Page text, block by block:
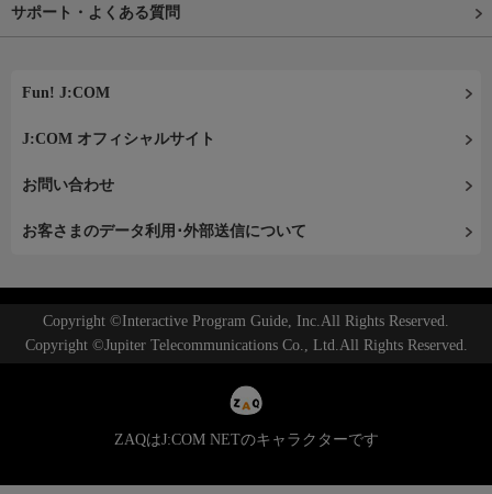
サポート・よくある質問
Fun! J:COM
J:COM オフィシャルサイト
お問い合わせ
お客さまのデータ利用･外部送信について
Copyright ©Interactive Program Guide, Inc.All Rights Reserved.
Copyright ©Jupiter Telecommunications Co., Ltd.All Rights Reserved.
ZAQはJ:COM NETのキャラクターです